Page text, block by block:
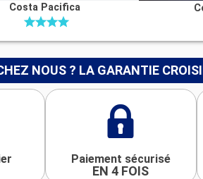
Costa Pacifica
NOUS ? LA GARANTIE
Paiement sécurisé
EN 4 FOIS